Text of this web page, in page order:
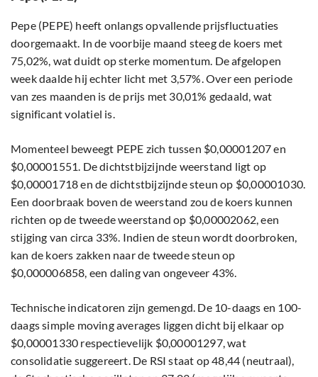
Pepe (PEPE) heeft onlangs opvallende prijsfluctuaties
doorgemaakt. In de voorbije maand steeg de koers met
75,02%, wat duidt op sterke momentum. De afgelopen
week daalde hij echter licht met 3,57%. Over een periode
van zes maanden is de prijs met 30,01% gedaald, wat
significant volatiel is.
Momenteel beweegt PEPE zich tussen $0,00001207 en
$0,00001551. De dichtstbijzijnde weerstand ligt op
$0,00001718 en de dichtstbijzijnde steun op $0,00001030.
Een doorbraak boven de weerstand zou de koers kunnen
richten op de tweede weerstand op $0,00002062, een
stijging van circa 33%. Indien de steun wordt doorbroken,
kan de koers zakken naar de tweede steun op
$0,000006858, een daling van ongeveer 43%.
Technische indicatoren zijn gemengd. De 10-daags en 100-
daags simple moving averages liggen dicht bij elkaar op
$0,00001330 respectievelijk $0,00001297, wat
consolidatie suggereert. De RSI staat op 48,44 (neutraal),